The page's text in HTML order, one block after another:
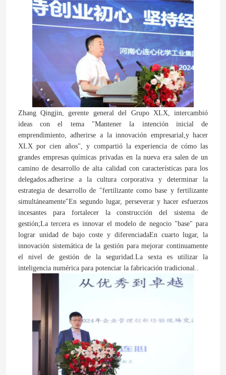
Deja un mensaje
¡Te llamaremos pronto!
Ácido húmico
Zhang Qingjin, gerente general del Grupo XLX, intercambió
ideas con el tema "Mantener la intención inicial de
emprendimiento, adherirse a la innovación empresarial,y hacer
XLX por cien años", y compartió la experiencia de cómo las
grandes empresas químicas privadas en la nueva era salen de un
camino de desarrollo de alta calidad con características para los
delegados.adherirse a la cultura corporativa y determinar la
estrategia de desarrollo de "fertilizante como base y fertilizante
simultáneamente"En segundo lugar, perseverar y hacer esfuerzos
incesantes para fortalecer la construcción del sistema de
gestión;La tercera es innovar el modelo de negocio "base" para
lograr unidad de bajo coste y diferenciadaEn cuarto lugar, la
innovación sistemática de la gestión para mejorar continuamente
el nivel de gestión de la seguridad.La sexta es utilizar la
inteligencia numérica para potenciar la fabricación tradicional..